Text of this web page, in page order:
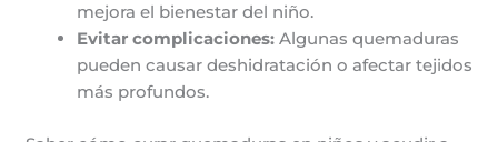
mejora el bienestar del niño.
Evitar complicaciones:Algunas quemaduras
pueden causar deshidratación o afectar tejidos
más profundos.